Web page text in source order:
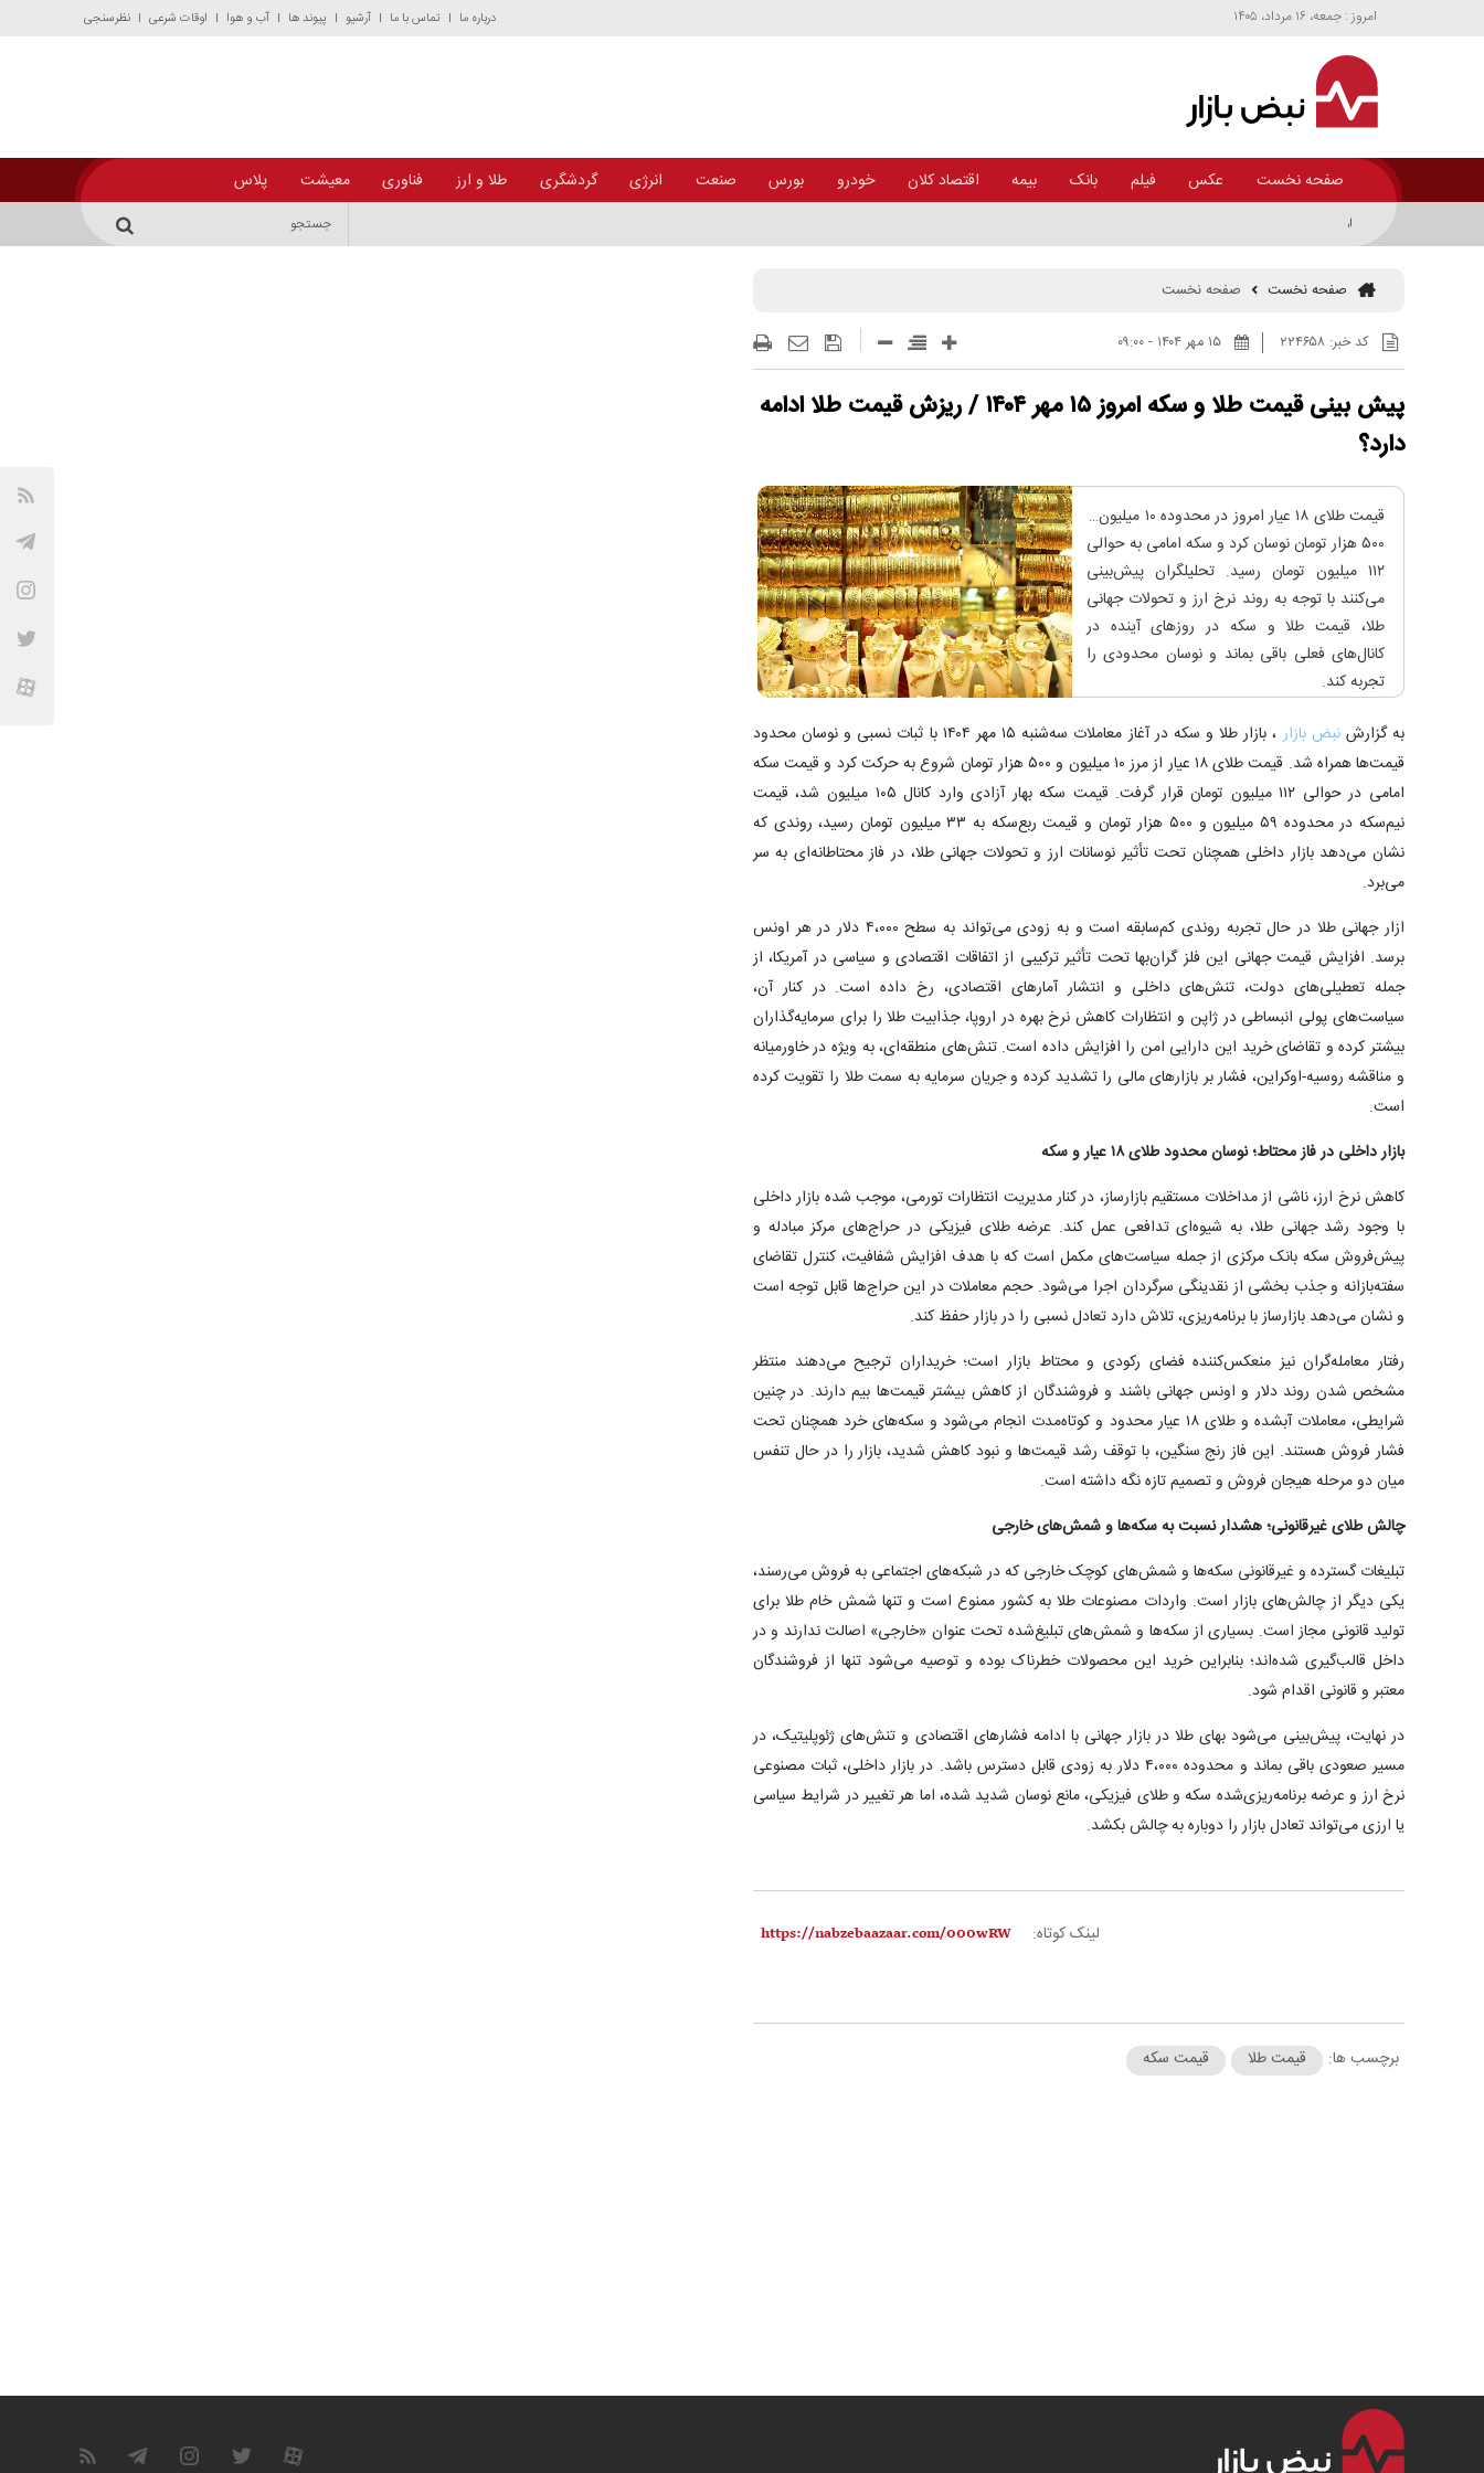
امروز : جمعه، ۱۶ مرداد، ۱۴۰۵ درباره ما تماس با ما آرشیو پیوند ها آب و هوا اوقات شرعی نظرسنجی
صفحه نخست عکس فیلم بانک بیمه اقتصاد کلان خودرو بورس صنعت انرژی گردشگری طلا و ارز فناوری معیشت پلاس
ارزیابی قیمت و بازار کنستانتره در ایران و جهان+اینفوگرافی
صفحه نخست صفحه نخست
کد خبر:۲۲۴۶۵۸ ۱۵ مهر ۱۴۰۴ - ۰۹:۰۰
پیش بینی قیمت طلا و سکه امروز ۱۵ مهر ۱۴۰۴ / ریزش قیمت طلا ادامه
دارد؟
قیمت طلای ۱۸ عیار امروز در محدوده ۱۰ میلیون و
۵۰۰ هزار تومان نوسان کرد و سکه امامی به حوالی
۱۱۲ میلیون تومان رسید. تحلیلگران پیش‌بینی
می‌کنند با توجه به روند نرخ ارز و تحولات جهانی
طلا، قیمت طلا و سکه در روزهای آینده در
کانال‌های فعلی باقی بماند و نوسان محدودی را
تجربه کند.
به گزارشنبض بازار
، بازار طلا و سکه در آغاز معاملات سه‌شنبه ۱۵ مهر ۱۴۰۴ با ثبات نسبی و نوسان محدود
قیمت‌ها همراه شد. قیمت طلای ۱۸ عیار از مرز ۱۰ میلیون و ۵۰۰ هزار تومان شروع به حرکت کرد و قیمت سکه
امامی در حوالی ۱۱۲ میلیون تومان قرار گرفت. قیمت سکه بهار آزادی وارد کانال ۱۰۵ میلیون شد، قیمت
نیم‌سکه در محدوده ۵۹ میلیون و ۵۰۰ هزار تومان و قیمت ربع‌سکه به ۳۳ میلیون تومان رسید، روندی که
نشان می‌دهد بازار داخلی همچنان تحت تأثیر نوسانات ارز و تحولات جهانی طلا، در فاز محتاطانه‌ای به سر
می‌برد.
ازار جهانی طلا در حال تجربه روندی کم‌سابقه است و به زودی می‌تواند به سطح ۴،۰۰۰ دلار در هر اونس
برسد. افزایش قیمت جهانی این فلز گران‌بها تحت تأثیر ترکیبی از اتفاقات اقتصادی و سیاسی در آمریکا، از
جمله تعطیلی‌های دولت، تنش‌های داخلی و انتشار آمار‌های اقتصادی، رخ داده است. در کنار آن،
سیاست‌های پولی انبساطی در ژاپن و انتظارات کاهش نرخ بهره در اروپا، جذابیت طلا را برای سرمایه‌گذاران
بیشتر کرده و تقاضای خرید این دارایی امن را افزایش داده است. تنش‌های منطقه‌ای، به ویژه در خاورمیانه
و مناقشه روسیه-اوکراین، فشار بر بازار‌های مالی را تشدید کرده و جریان سرمایه به سمت طلا را تقویت کرده
است.
بازار داخلی در فاز محتاط؛ نوسان محدود طلای ۱۸ عیار و سکه
کاهش نرخ ارز، ناشی از مداخلات مستقیم بازارساز، در کنار مدیریت انتظارات تورمی، موجب شده بازار داخلی
با وجود رشد جهانی طلا، به شیوه‌ای تدافعی عمل کند. عرضه طلای فیزیکی در حراج‌های مرکز مبادله و
پیش‌فروش سکه بانک مرکزی از جمله سیاست‌های مکمل است که با هدف افزایش شفافیت، کنترل تقاضای
سفته‌بازانه و جذب بخشی از نقدینگی سرگردان اجرا می‌شود. حجم معاملات در این حراج‌ها قابل توجه است
و نشان می‌دهد بازارساز با برنامه‌ریزی، تلاش دارد تعادل نسبی را در بازار حفظ کند.
رفتار معامله‌گران نیز منعکس‌کننده فضای رکودی و محتاط بازار است؛ خریداران ترجیح می‌دهند منتظر
مشخص شدن روند دلار و اونس جهانی باشند و فروشندگان از کاهش بیشتر قیمت‌ها بیم دارند. در چنین
شرایطی، معاملات آبشده و طلای ۱۸ عیار محدود و کوتاه‌مدت انجام می‌شود و سکه‌های خرد همچنان تحت
فشار فروش هستند. این فاز رنج سنگین، با توقف رشد قیمت‌ها و نبود کاهش شدید، بازار را در حال تنفس
میان دو مرحله هیجان فروش و تصمیم تازه نگه داشته است.
چالش طلای غیرقانونی؛ هشدار نسبت به سکه‌ها و شمش‌های خارجی
تبلیغات گسترده و غیرقانونی سکه‌ها و شمش‌های کوچک خارجی که در شبکه‌های اجتماعی به فروش می‌رسند،
یکی دیگر از چالش‌های بازار است. واردات مصنوعات طلا به کشور ممنوع است و تنها شمش خام طلا برای
تولید قانونی مجاز است. بسیاری از سکه‌ها و شمش‌های تبلیغ‌شده تحت عنوان «خارجی» اصالت ندارند و در
داخل قالب‌گیری شده‌اند؛ بنابراین خرید این محصولات خطرناک بوده و توصیه می‌شود تنها از فروشندگان
معتبر و قانونی اقدام شود.
در نهایت، پیش‌بینی می‌شود بهای طلا در بازار جهانی با ادامه فشار‌های اقتصادی و تنش‌های ژئوپلیتیک، در
مسیر صعودی باقی بماند و محدوده ۴،۰۰۰ دلار به زودی قابل دسترس باشد. در بازار داخلی، ثبات مصنوعی
نرخ ارز و عرضه برنامه‌ریزی‌شده سکه و طلای فیزیکی، مانع نوسان شدید شده، اما هر تغییر در شرایط سیاسی
یا ارزی می‌تواند تعادل بازار را دوباره به چالش بکشد.
لینک کوتاه:
برچسب ها: قیمت طلا قیمت سکه